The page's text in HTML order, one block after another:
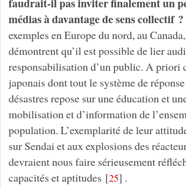
médias à davantage de sens collectif ?
exemples en Europe du nord, au
démontrent qu’il est possible de lier
responsabilisation d’un public. A priori
japonais dont tout le système de
désastres repose sur une éducation et
mobilisation et d’information de
population. L’exemplarité de leur
sur Sendai et aux explosions des
devraient nous faire sérieusement
capacités et aptitudes [25] .